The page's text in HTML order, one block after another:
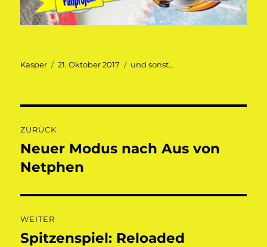
Autor
Kasper
Veröffentlicht
21. Oktober 2017 Kategorien
und sonst...
ZURÜCK
Vorheriger
Beitrag:
Neuer Modus nach Aus von
Netphen
WEITER
Nächster
Spitzenspiel: Reloaded